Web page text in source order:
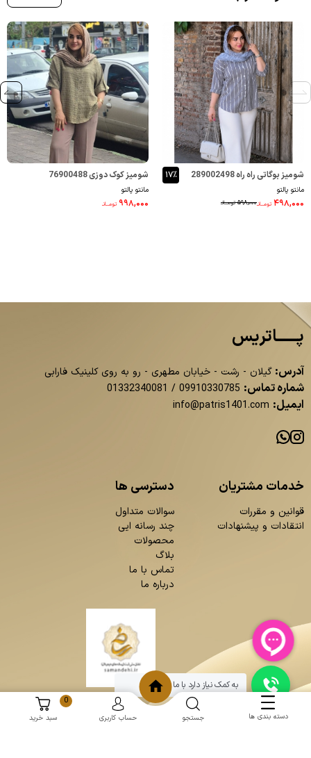
شومیز بوگاتی راه راه 289002498
مانتو پالتو
۵۹۸,۰۰۰ تومــانـ ۴۹۸,۰۰۰ تومــانـ
۱۷٪ شومیز کوک دوزی 76900488
مانتو پالتو
۹۹۸,۰۰۰ تومــانـ
پــــــاتریس
آدرس: گیلان - رشت - خیابان مطهری - رو به روی کلینیک فارابی
شماره تماس: 09910330785
/
01332340081
ایمیل: info@patris1401.com
خدمات مشتریان
قوانین و مقررات
انتقادات و پیشنهادات
دسترسی ها
سوالات متداول
چند رسانه ایی
محصولات
بلاگ
تماس با ما
درباره ما
دسته بندی ها جستجو حساب کاربری
0
سبد خرید
به کمک نیاز دارد با ما چت کنید